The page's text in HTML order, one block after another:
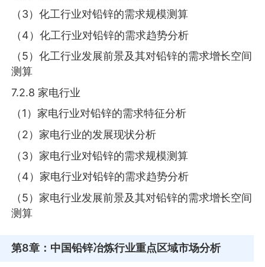
（3）化工行业对铅锌的需求规模测算
（4）化工行业对铅锌的需求趋势分析
（5）化工行业发展前景及其对铅锌的需求增长空间
测算
7.2.8 家电行业
（1）家电行业对铅锌的需求特征分析
（2）家电行业的发展现状分析
（3）家电行业对铅锌的需求规模测算
（4）家电行业对铅锌的需求趋势分析
（5）家电行业发展前景及其对铅锌的需求增长空间
测算
第8章 ：中国铅锌冶炼行业重点区域市场分析